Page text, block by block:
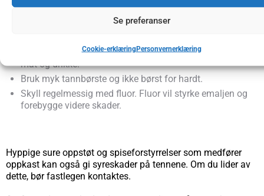
Se preferanser
Cookie-erklæringPersonvernerklæring
Drikk mindre brus, juice og syreholdige sportsdrikker.
Det kan være lurt å skylle munnen med vann etter inntak
Vent en time med å pusse tennene etter inntak av syrlig
mat og drikke.
Bruk myk tannbørste og ikke børst for hardt.
Skyll regelmessig med fluor. Fluor vil styrke emaljen og
forebygge videre skader.
Hyppige sure oppstøt og spiseforstyrrelser som medfører
oppkast kan også gi syreskader på ten­nene. Om du lider av
dette, bør fastlegen kontaktes.